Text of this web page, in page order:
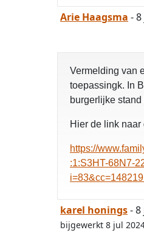
Arie Haagsma -
Vermelding van
toepassingk. In
burgerlijke
Hier de link naar
https://
:1:S3HT-68N7-
karel honings- 8
bijgewerkt 8 jul